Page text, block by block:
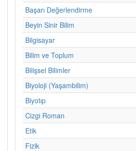
Başarı Değerlendirme
Beyin Sinir Bilim
Bilgisayar
Bilim ve Toplum
Bilişsel Bilimler
Biyoloji (Yaşambilim)
Biyotıp
Cizgi Roman
Etik
Fizik